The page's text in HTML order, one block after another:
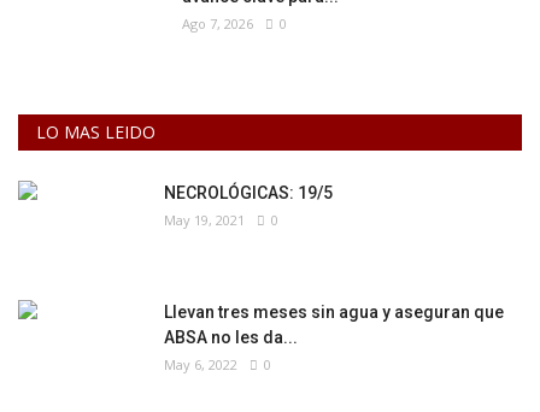
Ago 7, 2026 0
LO MAS LEIDO
NECROLÓGICAS: 19/5
May 19, 2021 0
Llevan tres meses sin agua y aseguran que
ABSA no les da...
May 6, 2022 0